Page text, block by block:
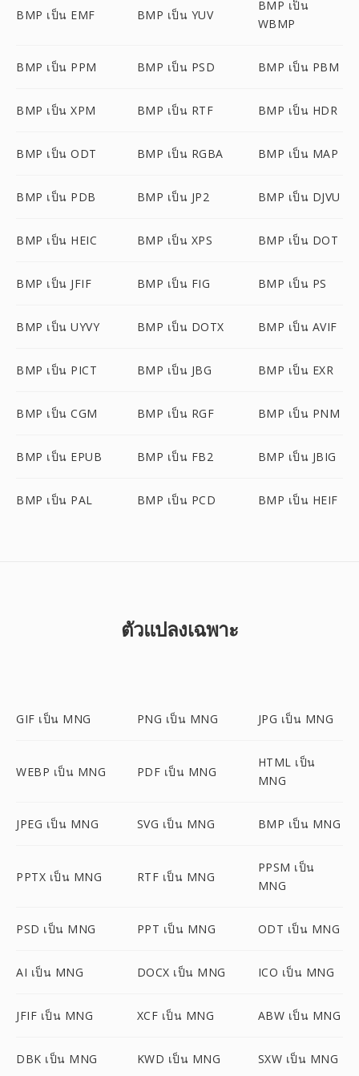
BMP เป็น EMF BMP เป็น YUV
BMP เป็น
WBMP
BMP เป็น PPM BMP เป็น PSD BMP เป็น PBM
BMP เป็น XPM BMP เป็น RTF BMP เป็น HDR
BMP เป็น ODT BMP เป็น RGBA BMP เป็น MAP
BMP เป็น PDB BMP เป็น JP2 BMP เป็น DJVU
BMP เป็น HEIC BMP เป็น XPS BMP เป็น DOT
BMP เป็น JFIF BMP เป็น FIG BMP เป็น PS
BMP เป็น UYVY BMP เป็น DOTX BMP เป็น AVIF
BMP เป็น PICT BMP เป็น JBG BMP เป็น EXR
BMP เป็น CGM BMP เป็น RGF BMP เป็น PNM
BMP เป็น EPUB BMP เป็น FB2 BMP เป็น JBIG
BMP เป็น PAL BMP เป็น PCD BMP เป็น HEIF
ตัวแปลงเฉพาะ
GIF เป็น MNG PNG เป็น MNG JPG เป็น MNG
WEBP เป็น MNG PDF เป็น MNG
HTML เป็น
MNG
JPEG เป็น MNG SVG เป็น MNG BMP เป็น MNG
PPTX เป็น MNG RTF เป็น MNG
PPSM เป็น
MNG
PSD เป็น MNG PPT เป็น MNG ODT เป็น MNG
AI เป็น MNG DOCX เป็น MNG ICO เป็น MNG
JFIF เป็น MNG XCF เป็น MNG ABW เป็น MNG
DBK เป็น MNG KWD เป็น MNG SXW เป็น MNG